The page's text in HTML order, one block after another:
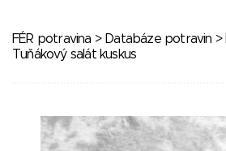
FÉR potravina > Databáze potravin >
Tuňákový salát kuskus